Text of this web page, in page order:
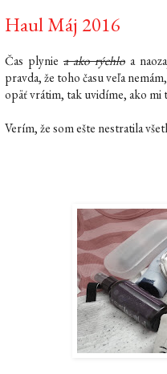
Haul Máj 2016
Čas plynie a ako rýchlo a
pravda, že toho času veľa
opäť vrátim, tak uvidíme, ako mi
Verím, že som ešte nestratila